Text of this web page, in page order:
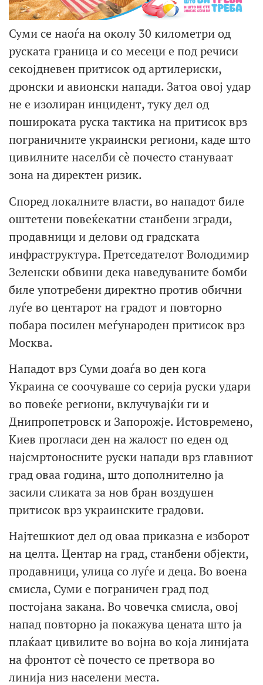
Суми се наоѓа на околу 30 километри од
руската граница и со месеци е под речиси
секојдневен притисок од артилериски,
дронски и авионски напади. Затоа овој удар
не е изолиран инцидент, туку дел од
пошироката руска тактика на притисок врз
пограничните украински региони, каде што
цивилните населби сè почесто стануваат
зона на директен ризик.
Според локалните власти, во нападот биле
оштетени повеќекатни станбени згради,
продавници и делови од градската
инфраструктура. Претседателот Володимир
Зеленски обвини дека наведуваните бомби
биле употребени директно против обични
луѓе во центарот на градот и повторно
побара посилен меѓународен притисок врз
Москва.
Нападот врз Суми доаѓа во ден кога
Украина се соочуваше со серија руски удари
во повеќе региони, вклучувајќи ги и
Днипропетровск и Запорожје. Истовремено,
Киев прогласи ден на жалост по еден од
најсмртоносните руски напади врз главниот
град оваа година, што дополнително ја
засили сликата за нов бран воздушен
притисок врз украинските градови.
Најтешкиот дел од оваа приказна е изборот
на целта. Центар на град, станбени објекти,
продавници, улица со луѓе и деца. Во воена
смисла, Суми е пограничен град под
постојана закана. Во човечка смисла, овој
напад повторно ја покажува цената што ја
плаќаат цивилите во војна во која линијата
на фронтот сè почесто се претвора во
линија низ населени места.